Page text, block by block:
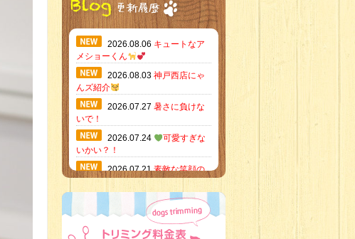
2026.08.06 キュートなア
メショーくん
2026.08.03 神戸西店にゃ
んズ紹介
2026.07.27 暑さに負けな
いで！
2026.07.24
可愛すぎな
いかい？！
2026.07.21素敵な笑顔の
当店のイチオ
シにゃんこ
2026.07.15
ミニチュア